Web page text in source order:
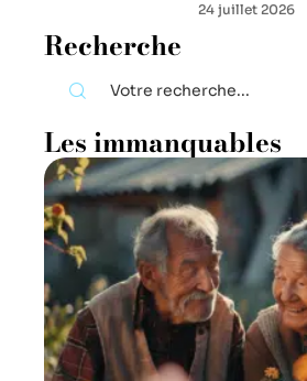
24 juillet 2026
Recherche
Les immanquables